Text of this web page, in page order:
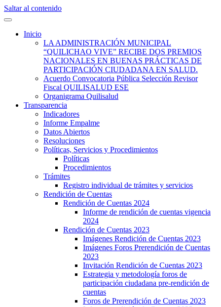
Saltar al contenido
Quilisalud
Inicio
LA ADMINISTRACIÓN MUNICIPAL
“QUILICHAO VIVE” RECIBE DOS PREMIOS
NACIONALES EN BUENAS PRÁCTICAS DE
PARTICIPACIÓN CIUDADANA EN SALUD.
Acuerdo Convocatoria Pública Selección Revisor
Fiscal QUILISALUD ESE
Organigrama Quilisalud
Transparencia
Indicadores
Informe Empalme
Datos Abiertos
Resoluciones
Políticas, Servicios y Procedimientos
Políticas
Procedimientos
Trámites
Registro individual de trámites y servicios
Rendición de Cuentas
Rendición de Cuentas 2024
Informe de rendición de cuentas vigencia
2024
Rendición de Cuentas 2023
Imágenes Rendición de Cuentas 2023
Imágenes Foros Prerendición de Cuentas
2023
Invitación Rendición de Cuentas 2023
Estrategia y metodología foros de
participación ciudadana pre-rendición de
cuentas
Foros de Prerendición de Cuentas 2023